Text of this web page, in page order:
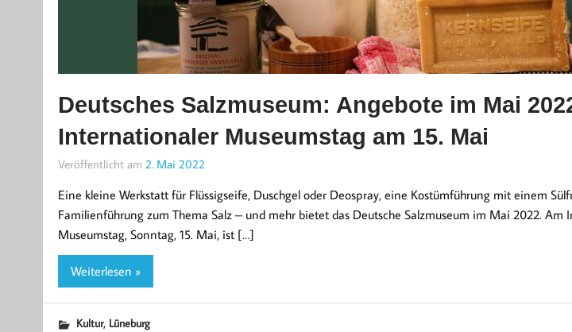
Deutsches Salzmuseum: Angebote im Mai
Internationaler Museumstag am 15. Mai
Veröffentlicht am 2. Mai 2022
Eine kleine Werkstatt für Flüssigseife, Duschgel oder Deospray, eine Kostümführung mit einem
Familienführung zum Thema Salz – und mehr bietet das Deutsche Salzmuseum im Mai 2022. Am
Museumstag, Sonntag, 15. Mai, ist […]
Weiterlesen »
Kultur, Lüneburg